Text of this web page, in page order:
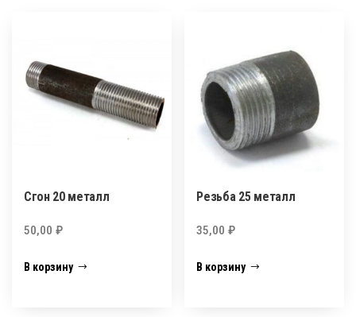
Сгон 20 металл
50,00 ₽
В корзину
Резьба 25 металл
35,00₽
В корзину